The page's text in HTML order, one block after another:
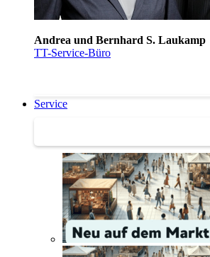
Andrea und Bernhard S. Laukamp
TT-Service-Büro
Service